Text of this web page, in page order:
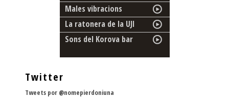
Males vibracions
La ratonera de la UJI
Sons del Korova bar
Twitter
Tweets por @nomepierdoniuna